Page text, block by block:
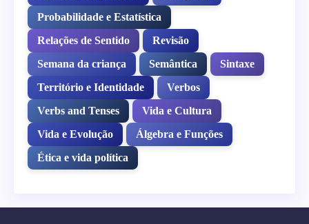
Probabilidade e Estatística
Relações de Sentido
Revisão
Semana da criança
Semântica
Sintaxe
Território e Identidade
Verbos
Verbs and Tenses
Vida e Cultura
Vida e Evolução
Álgebra e Funções
Ética e vida política